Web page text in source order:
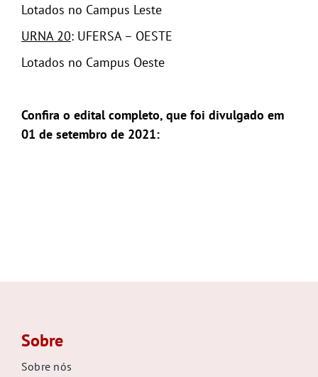
Lotados no Campus Leste
URNA 20: UFERSA – OESTE
Lotados no Campus Oeste
Confira o edital completo, que foi divulgado em
01 de setembro de 2021:
Sobre
Sobre nós